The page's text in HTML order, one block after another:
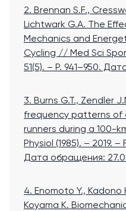
2. Brennan S.F.,
Lichtwark G.A. The
Mechanics and
Cycling // Med Sci
51(5). – P. 941–950.
3. Burns G.T., Zendler
frequency patterns of
runners during a 100-
Physiol (1985). – 2019. –
Дата обращения:
4. Enomoto Y., Kadono
Koyama K.